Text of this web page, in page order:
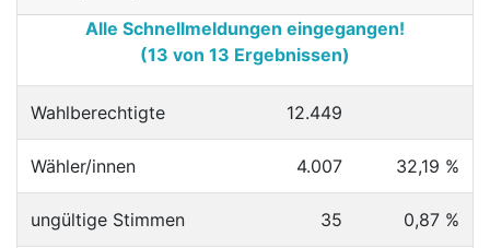
Alle Schnellmeldungen eingegangen!
(13 von 13 Ergebnissen)
Wahlberechtigte 12.449
Wähler/innen 4.007 32,19 %
ungültige Stimmen 35 0,87 %